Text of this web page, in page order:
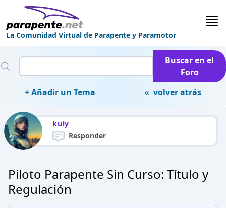
La Comunidad Virtual de Parapente y Paramotor
Buscar en el
Foro
+ Añadir un Tema
« volver atrás
kuly
Responder
Piloto Parapente Sin Curso: Título y
Regulación